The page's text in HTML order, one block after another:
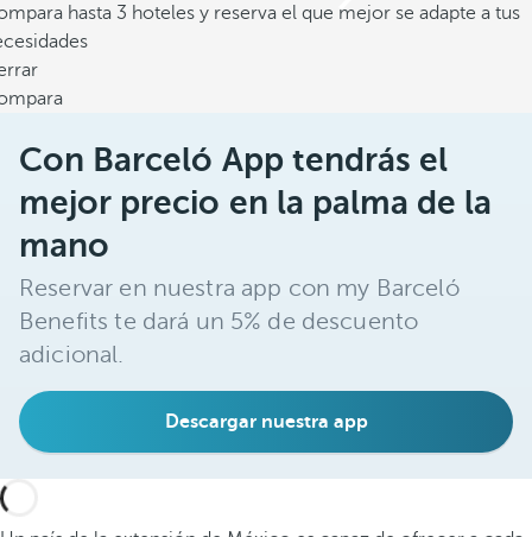
hasta 3 hoteles y reserva el que mejor se adapte a tus
Con Barceló App tendrás el
mejor precio en la palma de la
mano
Reservar en nuestra app con my Barceló
Benefits te dará un 5% de descuento
adicional.
Descargar nuestra app